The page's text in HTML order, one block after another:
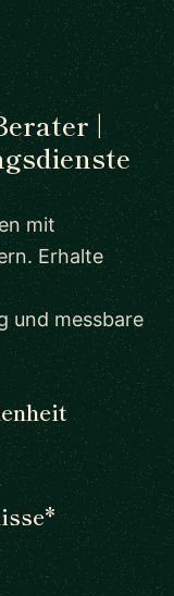
|
mit
Erhalte
und messbare